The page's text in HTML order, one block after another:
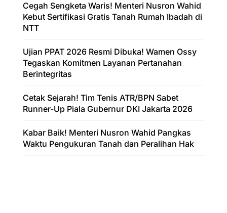
Cegah Sengketa Waris! Menteri Nusron Wahid
Kebut Sertifikasi Gratis Tanah Rumah Ibadah di
NTT
Ujian PPAT 2026 Resmi Dibuka! Wamen Ossy
Tegaskan Komitmen Layanan Pertanahan
Berintegritas
Cetak Sejarah! Tim Tenis ATR/BPN Sabet
Runner-Up Piala Gubernur DKI Jakarta 2026
Kabar Baik! Menteri Nusron Wahid Pangkas
Waktu Pengukuran Tanah dan Peralihan Hak